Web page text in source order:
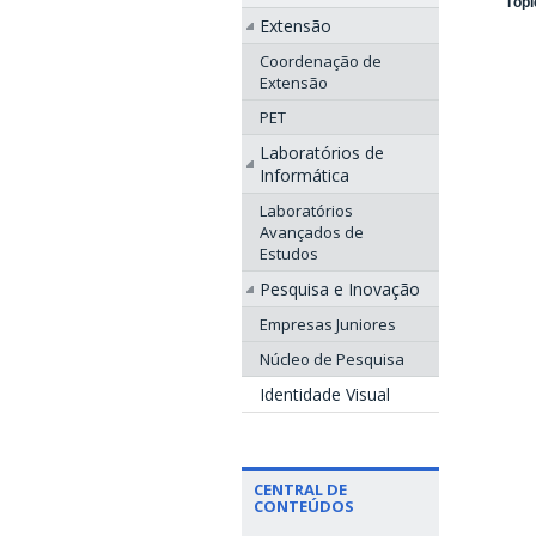
Extensão
Coordenação de
Extensão
PET
Laboratórios de
Informática
Laboratórios
Avançados de
Estudos
Pesquisa e Inovação
Empresas Juniores
Núcleo de Pesquisa
Identidade Visual
CENTRAL DE
CONTEÚDOS